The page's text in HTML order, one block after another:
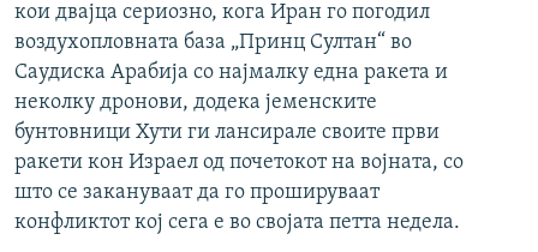
кои двајца сериозно, кога Иран го погодил
воздухопловната база „Принц Султан“ во
Саудиска Арабија со најмалку една ракета и
неколку дронови, додека јеменските
бунтовници Хути ги лансирале своите први
ракети кон Израел од почетокот на војната, со
што се закануваат да го прошируваат
конфликтот кој сега е во својата петта недела.